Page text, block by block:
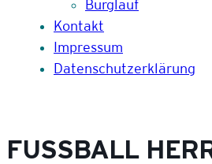
Burglauf
Kontakt
Impressum
Datenschutzerklärung
FUSSBALL